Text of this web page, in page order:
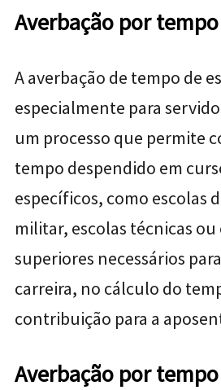
Averbação por
A averbação de tempo de
especialmente para
um processo que permite
tempo despendido em
específicos, como escolas
militar, escolas técnicas ou
superiores necessários
carreira, no cálculo do
contribuição para a
Averbação por